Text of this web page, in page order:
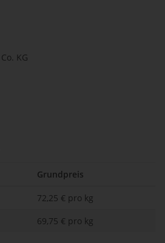
KG
Grundpreis
72,25 € pro kg
69,75 € pro kg